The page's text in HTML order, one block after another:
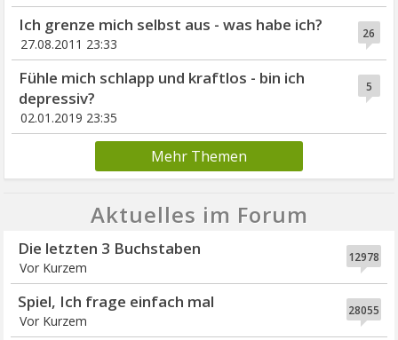
26
Ich grenze mich selbst aus - was habe ich?
27.08.2011 23:33
5
Fühle mich schlapp und kraftlos - bin ich
depressiv?
02.01.2019 23:35
Mehr Themen
Aktuelles im Forum
12978
Die letzten 3 Buchstaben
Vor Kurzem
28055
Spiel, Ich frage einfach mal
Vor Kurzem